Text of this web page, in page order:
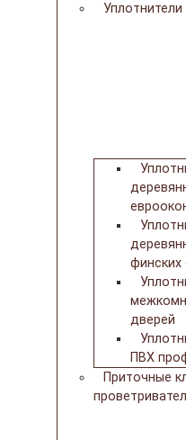
Уплотнители
финских
дверей
ПВХ
Приточные